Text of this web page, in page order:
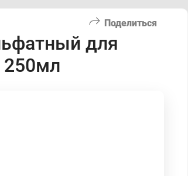
Поделиться
для
250мл